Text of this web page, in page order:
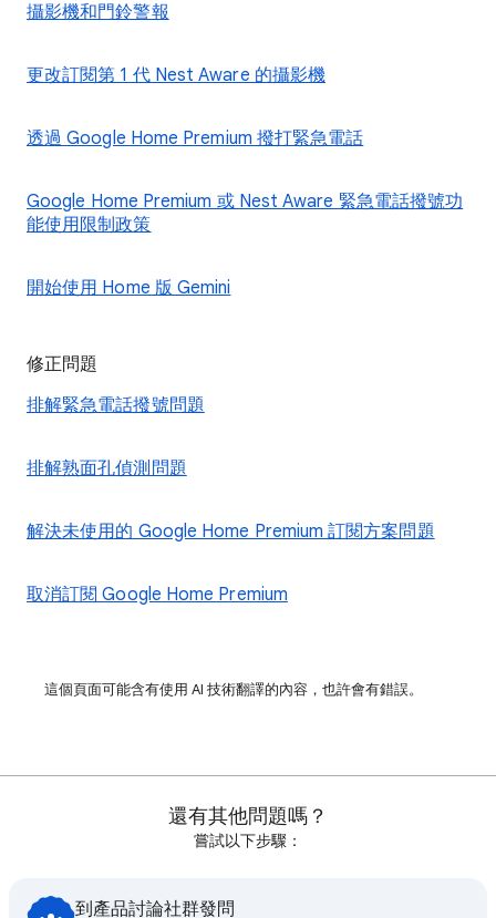
攝影機和門鈴警報
更改訂閱第 1 代 Nest Aware 的攝影機
透過 Google Home Premium 撥打緊急電話
Google Home Premium 或 Nest Aware 緊急電話撥號功
能使用限制政策
開始使用 Home 版 Gemini
修正問題
排解緊急電話撥號問題
排解熟面孔偵測問題
解決未使用的 Google Home Premium 訂閱方案問題
取消訂閱 Google Home Premium
這個頁面可能含有使用 AI 技術翻譯的內容，也許會有錯誤。
還有其他問題嗎？
嘗試以下步驟：
到產品討論社群發問